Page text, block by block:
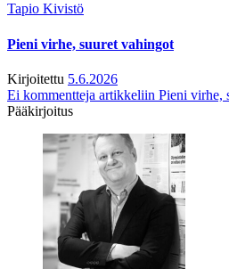
Tapio Kivistö
Pieni virhe, suuret vahingot
Kirjoitettu 5.6.2026
Ei kommentteja artikkeliin Pieni virhe,
Pääkirjoitus